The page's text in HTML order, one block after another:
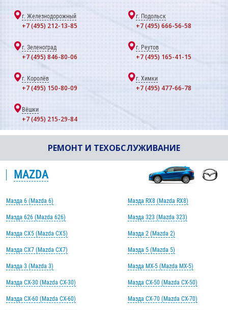
г. Железнодорожный
+7 (495) 212-13-85
г. Подольск
+7 (495) 666-56-58
г. Зеленоград
+7 (495) 846-80-06
г. Реутов
+7 (495) 165-41-15
г. Королёв
+7 (495) 150-80-09
г. Химки
+7 (495) 477-66-78
Вёшки
+7 (495) 215-29-84
РЕМОНТ И ТЕХОБСЛУЖИВАНИЕ
MAZDA
Мазда 6 (Mazda 6)
Мазда 626 (Mazda 626)
Мазда CX5 (Mazda CX5)
Мазда CX7 (Mazda CX7)
Мазда 3 (Mazda 3)
Мазда CX-30 (Mazda CX-30)
Мазда CX-60 (Mazda CX-60)
Мазда RX8 (Mazda RX8)
Мазда 323 (Mazda 323)
Мазда 2 (Mazda 2)
Мазда 5 (Mazda 5)
Мазда MX-5 (Mazda MX-5)
Мазда CX-50 (Mazda CX-50)
Мазда CX-70 (Mazda CX-70)